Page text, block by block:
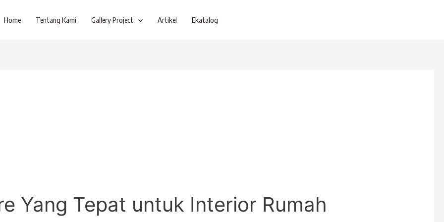
Home Tentang Kami Gallery Project Artikel Ekatalog
Yang Tepat untuk Interior Rumah